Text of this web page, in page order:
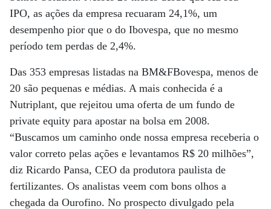
IPO, as ações da empresa recuaram 24,1%, um
desempenho pior que o do Ibovespa, que no mesmo
período tem perdas de 2,4%.
Das 353 empresas listadas na BM&FBovespa, menos de
20 são pequenas e médias. A mais conhecida é a
Nutriplant, que rejeitou uma oferta de um fundo de
private equity para apostar na bolsa em 2008.
“Buscamos um caminho onde nossa empresa receberia o
valor correto pelas ações e levantamos R$ 20 milhões”,
diz Ricardo Pansa, CEO da produtora paulista de
fertilizantes. Os analistas veem com bons olhos a
chegada da Ourofino. No prospecto divulgado pela